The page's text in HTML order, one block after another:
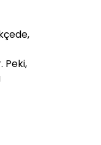
Peki,